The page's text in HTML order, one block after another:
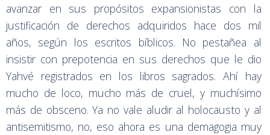
avanzar en sus propósitos expansionistas con la
justificación de derechos adquiridos hace dos mil
años, según los escritos bíblicos. No pestañea al
insistir con prepotencia en sus derechos que le dio
Yahvé registrados en los libros sagrados. Ahí hay
mucho de loco, mucho más de cruel, y muchísimo
más de obsceno. Ya no vale aludir al holocausto y al
antisemitismo, no, eso ahora es una demagogia muy